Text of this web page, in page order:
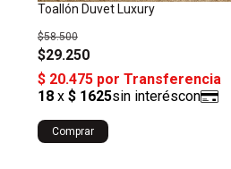
Toallón Duvet Luxury
$29.250
$58.500
Comprar